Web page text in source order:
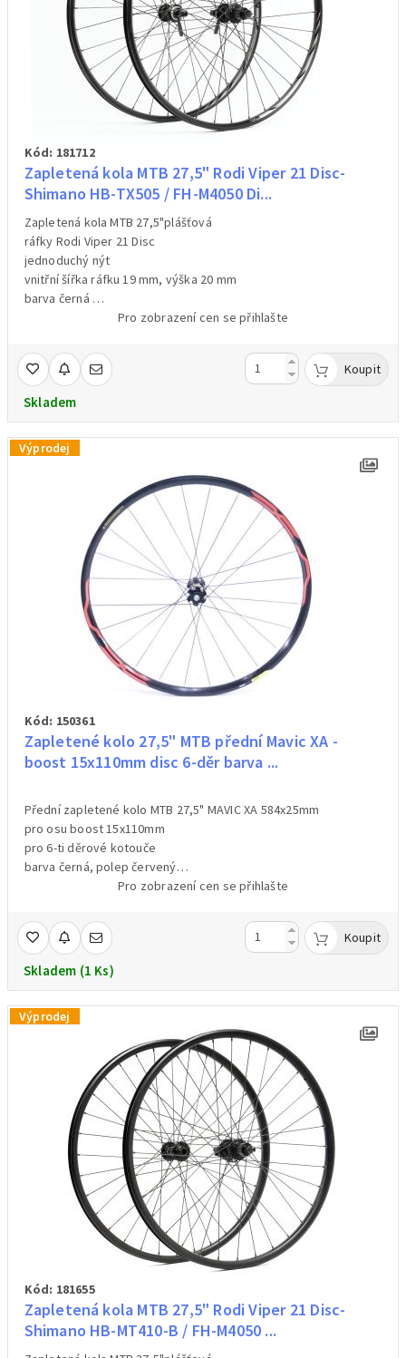
Kód: 181712
Zapletená kola MTB 27,5" Rodi Viper 21 Disc-
Shimano HB-TX505 / FH-M4050 Di...
Zapletená kola MTB 27,5"plášťová
ráfky Rodi Viper 21 Disc
jednoduchý nýt
vnitřní šířka ráfku 19 mm, výška 20 mm
barva černá
zadní náboj Shimano FH-M4050 Disc Center Lock – ořech pro
kazety Shimano/Sram pro 8/9/10/11/12 kolo – klasická 9 mm
osa + rychloupínák /upínák součástí balení/
cena za pár (přední + zadní kolo)
Pro zobrazení cen se přihlašte
Skladem
Koupit
Výprodej
Kód: 150361
Zapletené kolo 27,5" MTB přední Mavic XA -
boost 15x110mm disc 6-děr barva ...
Přední zapletené kolo MTB 27,5" MAVIC XA 584x25mm
pro osu boost 15x110mm
pro 6-ti děrové kotouče
barva černá, polep červený
váha 868g/váženoPro zobrazení cen se přihlašte
Skladem (1 Ks)
Koupit
Výprodej
Kód: 181655
Zapletená kola MTB 27,5" Rodi Viper 21 Disc-
Shimano HB-MT410-B / FH-M4050 ...